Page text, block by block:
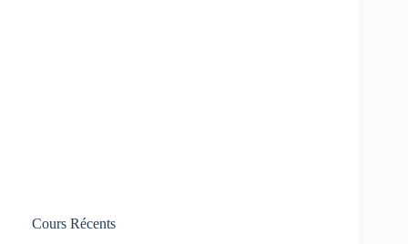
Cours Récents